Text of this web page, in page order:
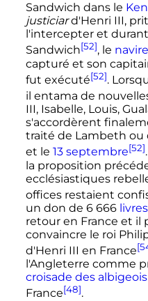
Sandwich dans le
justiciard'Henri III,
l'intercepter et
Sandwich[52], le
capturé et son
fut exécuté[52].
il entama de
III, Isabelle, Louis,
s'accordèrent
traité de Lambeth ou
et le 13 septembre[52]
la proposition
ecclésiastiques
offices restaient
un don de 6 666 livres
retour en France et il
convaincre le roi
d'Henri III en France
l'Angleterre comme
croisade des albigeois
France[48].